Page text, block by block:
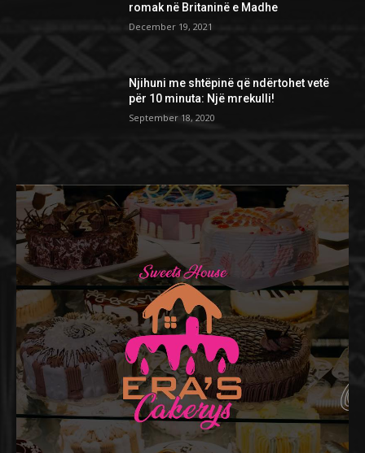
romak në Britaninë e Madhe
December 19, 2021
Njihuni me shtëpinë që ndërtohet vetë
për 10 minuta: Një mrekulli!
September 18, 2020